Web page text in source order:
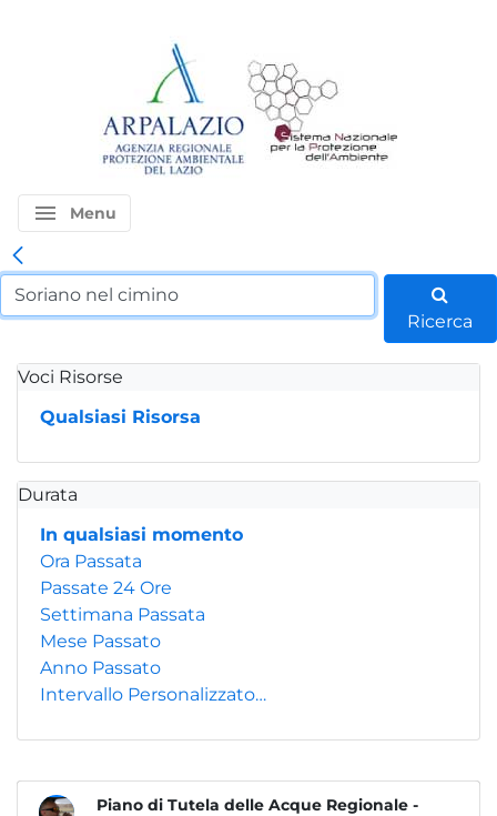
menu Menu
Ricerca
Voci Risorse
Qualsiasi Risorsa
Durata
In qualsiasi momento
Ora Passata
Passate 24 Ore
Settimana Passata
Mese Passato
Anno Passato
Intervallo Personalizzato…
Piano di Tutela delle Acque Regionale -